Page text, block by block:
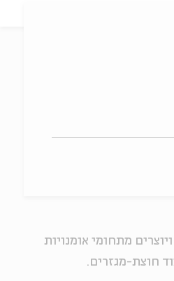
מתחומי אומנויות
חוצת-מגזרים.